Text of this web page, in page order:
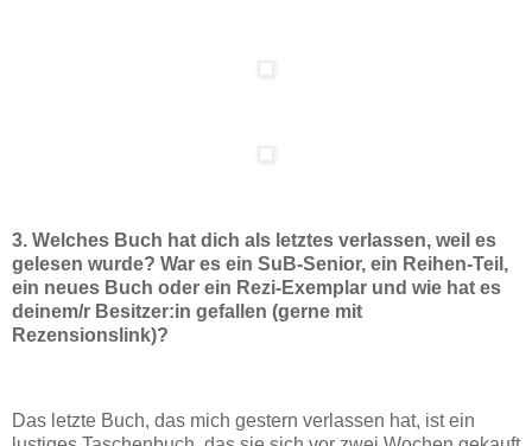
3. Welches Buch hat dich als letztes verlassen, weil es
gelesen wurde? War es ein SuB-Senior, ein Reihen-Teil,
ein neues Buch oder ein Rezi-Exemplar und wie hat es
deinem/r Besitzer:in gefallen (gerne mit
Rezensionslink)?
Das letzte Buch, das mich gestern verlassen hat, ist ein